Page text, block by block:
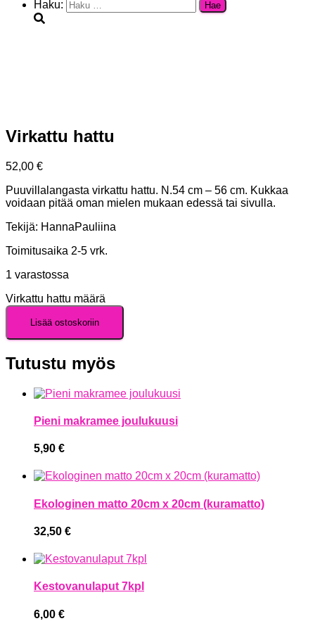
Haku:
Virkattu hattu
52,00 €
Puuvillalangasta virkattu hattu. N.54 cm – 56 cm. Kukkaa
voidaan pitää oman mielen mukaan edessä tai sivulla.
Tekijä: HannaPauliina
Toimitusaika 2-5 vrk.
1 varastossa
Virkattu hattu määrä
Lisää ostoskoriin
Tutustu myös
Pieni makramee joulukuusi
5,90 €
Ekologinen matto 20cm x 20cm (kuramatto)
32,50 €
Kestovanulaput 7kpl
6,00 €